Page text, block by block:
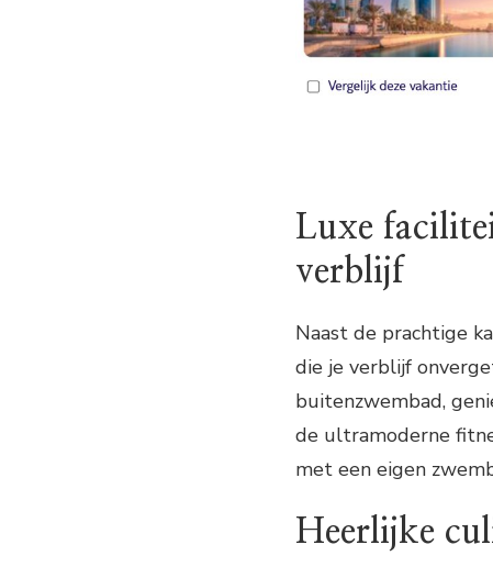
Luxe
verblijf
Naast de prachtige
die je verblijf
buitenzwembad,
de ultramoderne
met een eigen
Heerlijke